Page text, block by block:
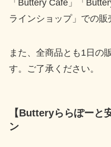
「Buttery Cafe」「
ラインショップ」での販
また、全商品とも1日の
す。ご了承ください。
【Butteryららぽーと
ン